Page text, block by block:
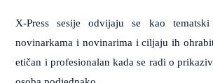
X-Press sesije odvijaju se kao tematski
novinarkama i novinarima i ciljaju ih
etičan i profesionalan kada se radi o